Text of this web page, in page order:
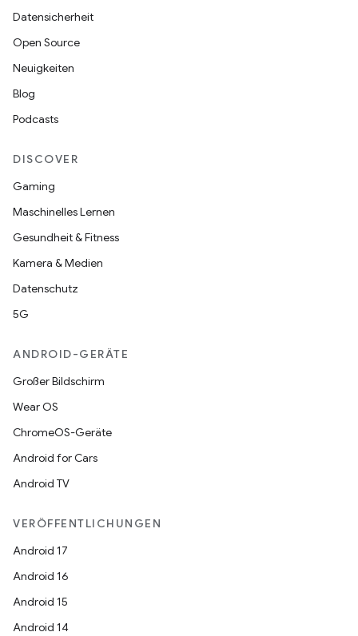
Datensicherheit
Open Source
Neuigkeiten
Blog
Podcasts
DISCOVER
Gaming
Maschinelles Lernen
Gesundheit & Fitness
Kamera & Medien
Datenschutz
5G
ANDROID-GERÄTE
Großer Bildschirm
Wear OS
ChromeOS-Geräte
Android for Cars
Android TV
VERÖFFENTLICHUNGEN
Android 17
Android 16
Android 15
Android 14